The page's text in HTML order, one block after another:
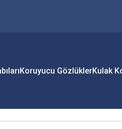
Koruyucu GözlüklerKulak